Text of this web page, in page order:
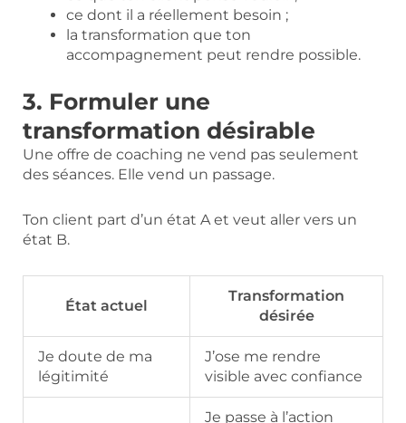
ce dont il a réellement besoin ;
la transformation que ton
accompagnement peut rendre possible.
3. Formuler une
transformation désirable
Une offre de coaching ne vend pas seulement
des séances. Elle vend un passage.
Ton client part d’un état A et veut aller vers un
état B.
État actuel
Transformation
désirée
Je doute de ma
légitimité
J’ose me rendre
visible avec confiance
Je passe à l’action